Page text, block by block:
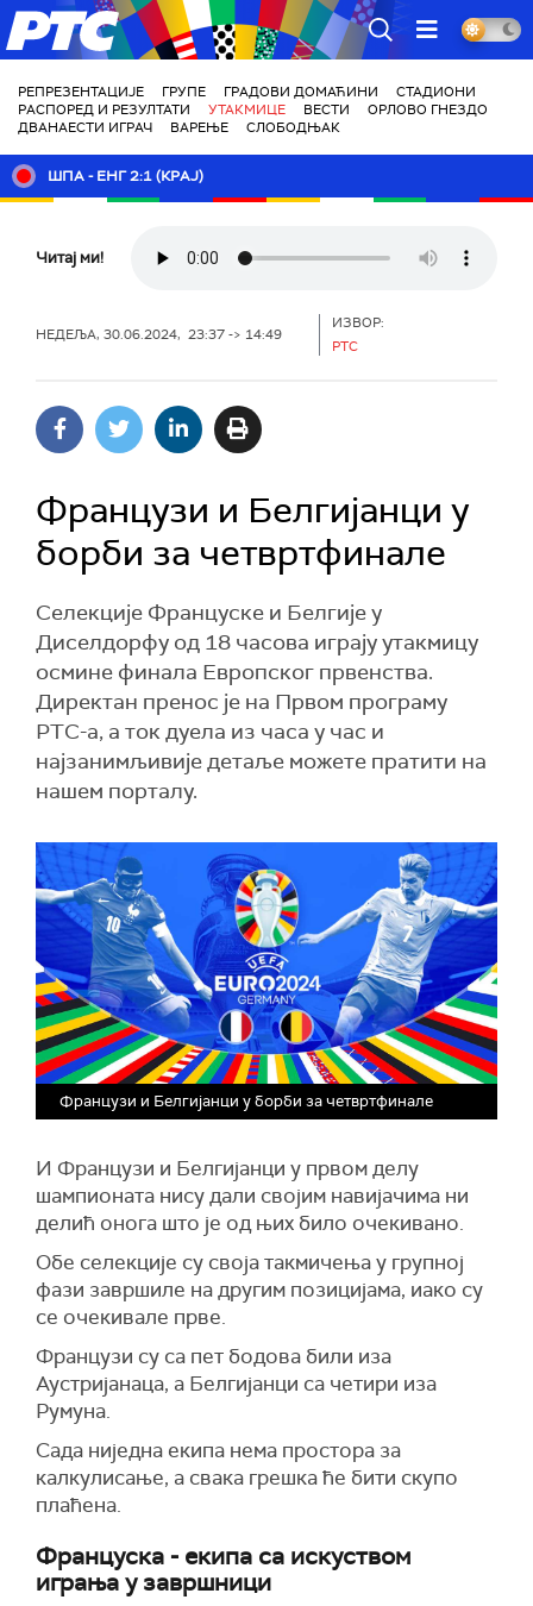
РТС
РЕПРЕЗЕНТАЦИЈЕ ГРУПЕ ГРАДОВИ ДОМАЋИНИ
СТАДИОНИ
РАСПОРЕД И РЕЗУЛТАТИ
УТАКМИЦЕ ВЕСТИ
ОРЛОВО ГНЕЗДО
ДВАНАЕСТИ ИГРАЧ
ВАРЕЊЕ СЛОБОДЊАК
ШПА - ЕНГ 2:1 (КРАЈ)
Читај ми!
НЕДЕЉА, 30.06.2024, 23:37 -> 14:49
ИЗВОР:
РТС
Французи и Белгијанци у
борби за четвртфинале
Селекције Француске и Белгије у
Диселдорфу од 18 часова играју утакмицу
осмине финала Европског првенства.
Директан пренос је на Првом програму
РТС-а, а ток дуела из часа у час и
најзанимљивије детаље можете пратити на
нашем порталу.
Французи и Белгијанци у борби за четвртфинале
И Французи и Белгијанци у првом делу
шампионата нису дали својим навијачима ни
делић онога што је од њих било очекивано.
Обе селекције су своја такмичења у групној
фази завршиле на другим позицијама, иако су
се очекивале прве.
Французи су са пет бодова били иза
Аустријанаца, а Белгијанци са четири иза
Румуна.
Сада ниједна екипа нема простора за
калкулисање, а свака грешка ће бити скупо
плаћена.
Француска - екипа са искуством
играња у завршници